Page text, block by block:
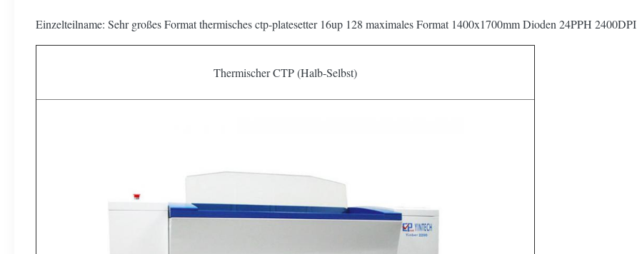
Einzelteilname: Sehr großes Format thermisches ctp-platesetter 16up 128 maximales Format 1400x1700mm Dioden 24PPH 2400DPI
Thermischer CTP (Halb-Selbst)